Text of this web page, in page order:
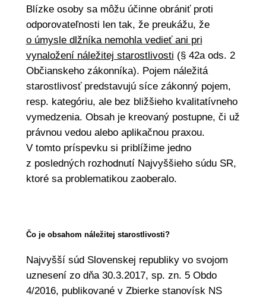
Blízke osoby sa môžu účinne obrániť proti
odporovateľnosti len tak, že preukážu, že
o úmysle dlžníka nemohla vedieť ani pri
vynaložení náležitej starostlivosti (§ 42a ods. 2
Občianskeho zákonníka). Pojem náležitá
starostlivosť predstavujú síce zákonný pojem,
resp. kategóriu, ale bez bližšieho kvalitatívneho
vymedzenia. Obsah je kreovaný postupne, či už
právnou vedou alebo aplikačnou praxou.
V tomto príspevku si priblížime jedno
z posledných rozhodnutí Najvyššieho súdu SR,
ktoré sa problematikou zaoberalo.
Čo je obsahom náležitej starostlivosti?
Najvyšší súd Slovenskej republiky vo svojom
uznesení zo dňa 30.3.2017, sp. zn. 5 Obdo
4/2016, publikované v Zbierke stanovísk NS